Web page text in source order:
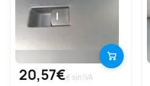
20,57€€ sin IVA